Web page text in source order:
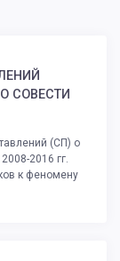
СОВЕСТИ
(СП) о
2016 гг.
к феномену